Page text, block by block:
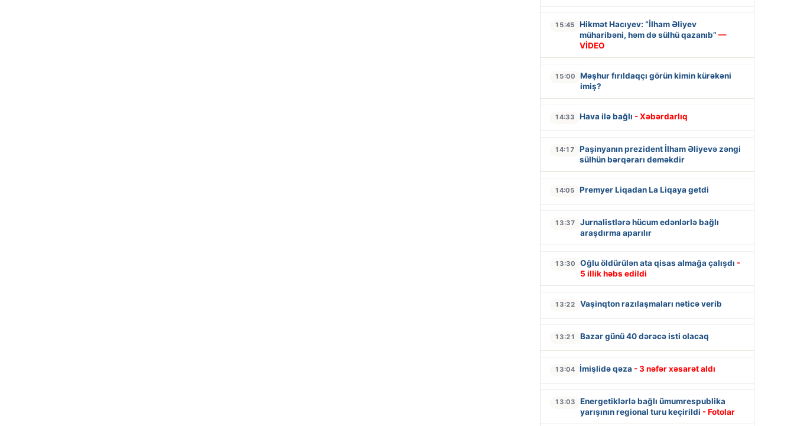
15:45
Hikmət Hacıyev: “İlham Əliyev
müharibəni, həm də sülhü qazanıb” —
VİDEO
15:00
Məşhur fırıldaqçı görün kimin kürəkəni
imiş?
14:33 Hava ilə bağlı - Xəbərdarlıq
14:17
Paşinyanın prezident İlham Əliyevə zəngi
sülhün bərqərarı deməkdir
14:05 Premyer Liqadan La Liqaya getdi
13:37
Jurnalistlərə hücum edənlərlə bağlı
araşdırma aparılır
13:30 Oğlu öldürülən ata qisas almağa çalışdı -
5 illik həbs edildi
13:22 Vaşinqton razılaşmaları nəticə verib
13:21 Bazar günü 40 dərəcə isti olacaq
13:04 İmişlidə qəza - 3 nəfər xəsarət aldı
13:03
Energetiklərlə bağlı ümumrespublika
yarışının regional turu keçirildi - Fotolar